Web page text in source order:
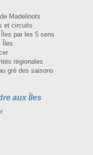
Madelinots
et circuits
par les 5 sens
Îles
régionales
gré des saisons
aux Îles